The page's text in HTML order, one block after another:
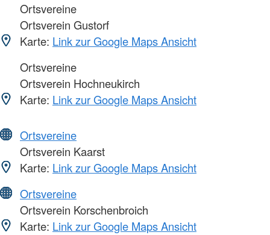
Ortsvereine
Ortsverein Gustorf
Karte: Link zur Google Maps Ansicht
Ortsvereine
Ortsverein Hochneukirch
Karte: Link zur Google Maps Ansicht
Ortsvereine
Ortsverein Kaarst
Karte: Link zur Google Maps Ansicht
Ortsvereine
Ortsverein Korschenbroich
Karte: Link zur Google Maps Ansicht